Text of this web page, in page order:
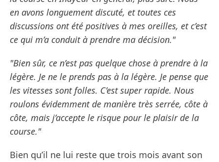
en avons longuement discuté, et toutes ces
discussions ont été positives à mes oreilles, et c’est
ce qui m’a conduit à prendre ma décision."
"Bien sûr, ce n’est pas quelque chose à prendre à la
légère. Je ne le prends pas à la légère. Je pense que
les vitesses sont folles. C’est super rapide. Nous
roulons évidemment de manière très serrée, côte à
côte, mais j’accepte le risque pour le plaisir de la
course."
Bien qu’il ne lui reste que trois mois avant son